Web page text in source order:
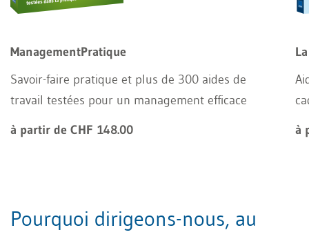
ManagementPratique
Savoir-faire pratique et plus de 300 aides de
travail testées pour un management efficace
à partir de CHF 148.00
à
Pourquoi dirigeons-nous, au